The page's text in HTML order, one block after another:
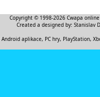
Copyright © 1998-2026 Cwapa
Created a designed by: Stanislav
Android aplikace, PC hry, PlayStation,